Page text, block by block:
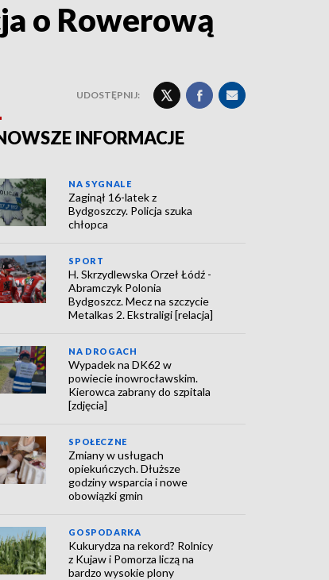
o Rowerową
UDOSTĘPNIJ:
INFORMACJE
NA SYGNALE
Zaginął 16-latek z
Bydgoszczy. Policja szuka
chłopca
SPORT
H. Skrzydlewska Orzeł Łódź -
Abramczyk Polonia
Bydgoszcz. Mecz na szczycie
Metalkas 2. Ekstraligi [relacja]
NA DROGACH
Wypadek na DK62 w
powiecie inowrocławskim.
Kierowca zabrany do szpitala
[zdjęcia]
SPOŁECZNE
Zmiany w usługach
opiekuńczych. Dłuższe
godziny wsparcia i nowe
obowiązki gmin
GOSPODARKA
Kukurydza na rekord? Rolnicy
z Kujaw i Pomorza liczą na
bardzo wysokie plony